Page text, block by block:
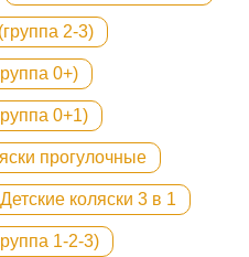
2-3)
0+)
0+1)
прогулочные
Детские коляски 3 в 1
1-2-3)